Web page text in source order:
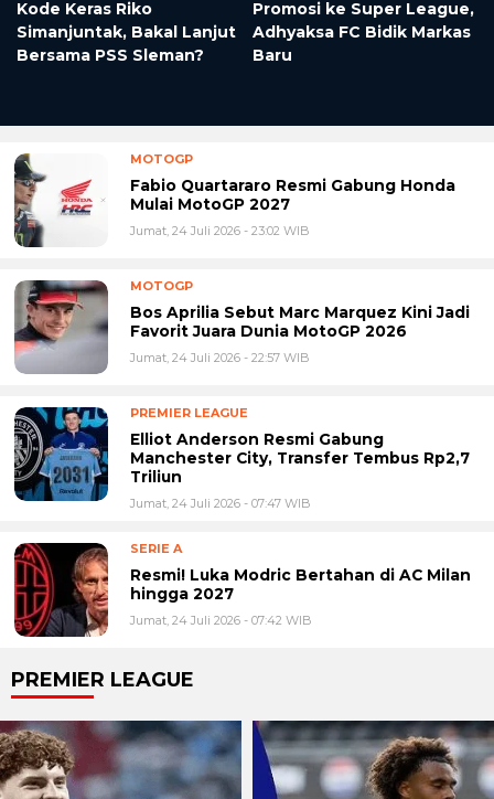
Kode Keras Riko
Simanjuntak, Bakal Lanjut
Bersama PSS Sleman?
Promosi ke Super League,
Adhyaksa FC Bidik Markas
Baru
MOTOGP
Fabio Quartararo Resmi Gabung Honda
Mulai MotoGP 2027
Jumat, 24 Juli 2026 - 23:02 WIB
MOTOGP
Bos Aprilia Sebut Marc Marquez Kini Jadi
Favorit Juara Dunia MotoGP 2026
Jumat, 24 Juli 2026 - 22:57 WIB
PREMIER LEAGUE
Elliot Anderson Resmi Gabung
Manchester City, Transfer Tembus Rp2,7
Triliun
Jumat, 24 Juli 2026 - 07:47 WIB
SERIE A
Resmi! Luka Modric Bertahan di AC Milan
hingga 2027
Jumat, 24 Juli 2026 - 07:42 WIB
PREMIER LEAGUE